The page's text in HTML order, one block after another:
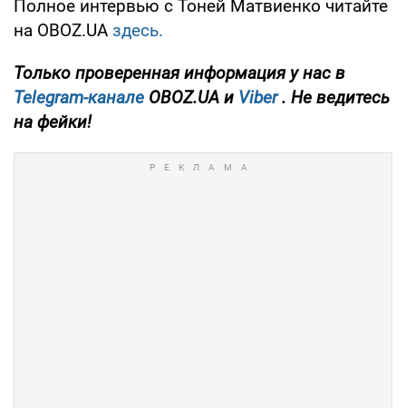
Полное интервью с Тоней Матвиенко читайте
на OBOZ.UA здесь.
Только проверенная информация у нас в
Telegram-канале OBOZ.UA и Viber . Не ведитесь
на фейки!